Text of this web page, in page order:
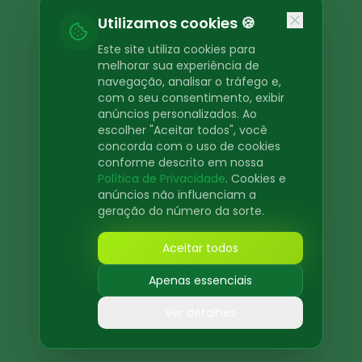
Return to Home
Utilizamos cookies 🍪
Este site utiliza cookies para
melhorar sua experiência de
navegação, analisar o tráfego e,
com o seu consentimento, exibir
anúncios personalizados. Ao
escolher "Aceitar todos", você
concorda com o uso de cookies
conforme descrito em nossa
Política de Privacidade. Cookies e
anúncios não influenciam a
geração do número da sorte.
Aceitar todos
Apenas essenciais